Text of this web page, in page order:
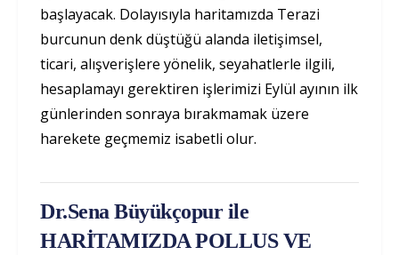
başlayacak. Dolayısıyla haritamızda Terazi
burcunun denk düştüğü alanda iletişimsel,
ticari, alışverişlere yönelik, seyahatlerle ilgili,
hesaplamayı gerektiren işlerimizi Eylül ayının ilk
günlerinden sonraya bırakmamak üzere
harekete geçmemiz isabetli olur.
Dr.Sena Büyükçopur ile
HARİTAMIZDA POLLUS VE